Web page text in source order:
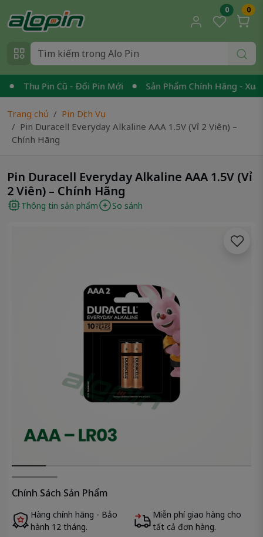
0 0
Thu Pin Cũ - Đổi Pin Mới Sản Phẩm Chính Hãng - Xuất
Trang chủ
Pin Dịch Vụ
Pin Duracell Everyday Alkaline AAA 1.5V (Vỉ 2 Viên) –
Chính Hãng
Pin Duracell Everyday Alkaline AAA 1.5V (Vỉ
2 Viên) – Chính Hãng
Thông tin sản phẩm So sánh
Chính Sách Sản Phẩm
Hàng chính hãng - Bảo
hành 12 tháng.
Miễn phí giao hàng cho
tất cả đơn hàng.